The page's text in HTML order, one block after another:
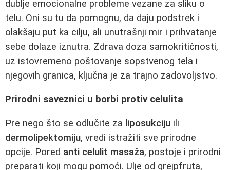
dublje emocionalne probleme vezane za sliku o
telu. Oni su tu da pomognu, da daju podstrek i
olakšaju put ka cilju, ali unutrašnji mir i prihvatanje
sebe dolaze iznutra. Zdrava doza samokritičnosti,
uz istovremeno poštovanje sopstvenog tela i
njegovih granica, ključna je za trajno zadovoljstvo.
Prirodni saveznici u borbi protiv celulita
Pre nego što se odlučite za liposukciju ili
dermolipektomiju, vredi istražiti sve prirodne
opcije. Pored anti celulit masaža, postoje i prirodni
preparati koji mogu pomoći. Ulje od grejpfruta,